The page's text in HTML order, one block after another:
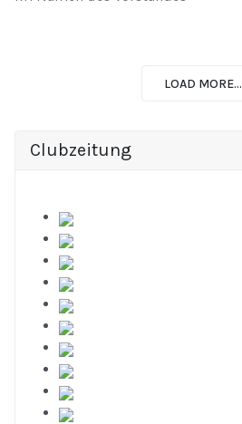
LOAD MORE...
Clubzeitung